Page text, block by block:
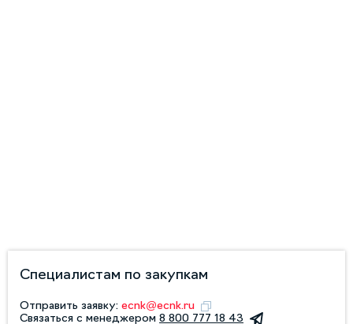
Специалистам по закупкам
Отправить заявку: ecnk@ecnk.ru
Связаться с менеджером 8 800 777 18 43